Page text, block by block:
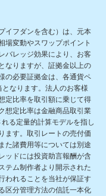
イフダンを含む）は、元本
場変動やスワップポイント
バレッジ効果により、お客
なりますが、証拠金以上の
の必要証拠金は、各通貨ペ
なります。法人のお客様
定比率を取引額に乗じて得
想定比率は金融商品取引業
る定量的計算モデルを指し
ます。取引レートの売付価
た諸費用等については別途
ッドには投資助言報酬が含
テム制作者より開示された
われることを当社が保証す
区分管理方法の信託一本化